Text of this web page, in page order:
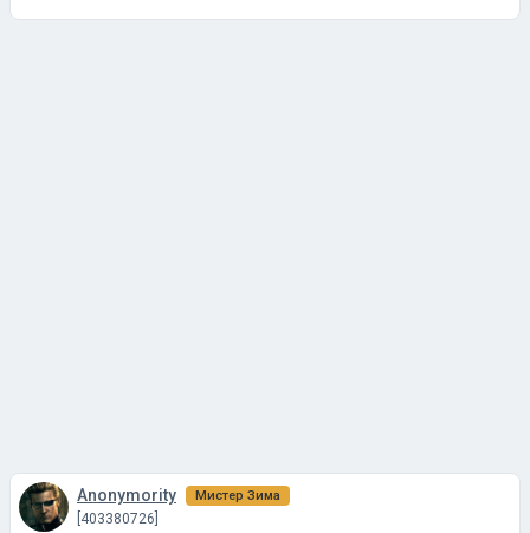
Anonymority Мистер Зима
[403380726]